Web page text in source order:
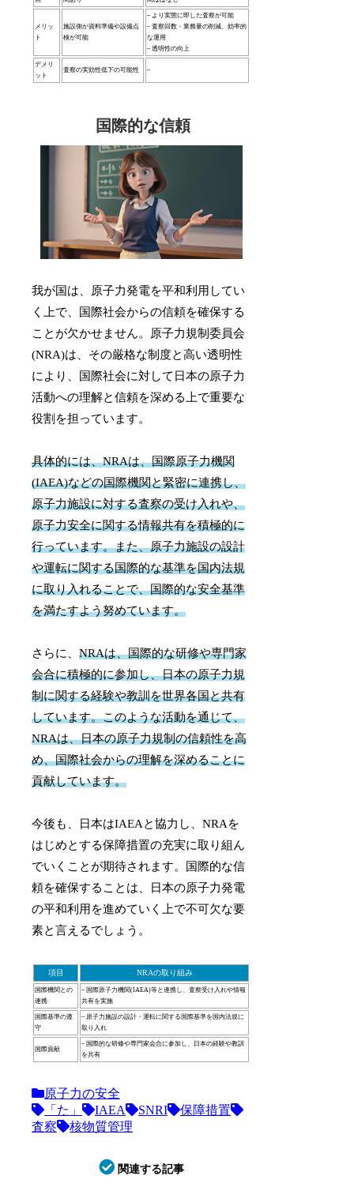
メリッ
ト
施設側が資料準備や設備点
検が可能
– より実態に即した査察が可能
– 査察回数・業務量の削減、効率的
な運用
– 透明性の向上
デメリ
ット
査察の実効性低下の可能性 –
国際的な信頼
我が国は、原子力発電を平和利用してい
く上で、国際社会からの信頼を確保する
ことが欠かせません。原子力規制委員会
(NRA)は、その厳格な制度と高い透明性
により、国際社会に対して日本の原子力
活動への理解と信頼を深める上で重要な
役割を担っています。
具体的には、NRAは、国際原子力機関
(IAEA)などの国際機関と緊密に連携し、
原子力施設に対する査察の受け入れや、
原子力安全に関する情報共有を積極的に
行っています。また、原子力施設の設計
や運転に関する国際的な基準を国内法規
に取り入れることで、国際的な安全基準
を満たすよう努めています。
さらに、NRAは、国際的な研修や専門家
会合に積極的に参加し、日本の原子力規
制に関する経験や教訓を世界各国と共有
しています。このような活動を通じて、
NRAは、日本の原子力規制の信頼性を高
め、国際社会からの理解を深めることに
貢献しています。
今後も、日本はIAEAと協力し、NRAを
はじめとする保障措置の充実に取り組ん
でいくことが期待されます。国際的な信
頼を確保することは、日本の原子力発電
の平和利用を進めていく上で不可欠な要
素と言えるでしょう。
項目 NRAの取り組み
国際機関との
連携
– 国際原子力機関(IAEA)等と連携し、査察受け入れや情報
共有を実施
国際基準の遵
守
– 原子力施設の設計・運転に関する国際基準を国内法規に
取り入れ
国際貢献
– 国際的な研修や専門家会合に参加し、日本の経験や教訓
を共有
原子力の安全
「た」
IAEA SNRI
保障措置
査察
核物質管理
関連する記事